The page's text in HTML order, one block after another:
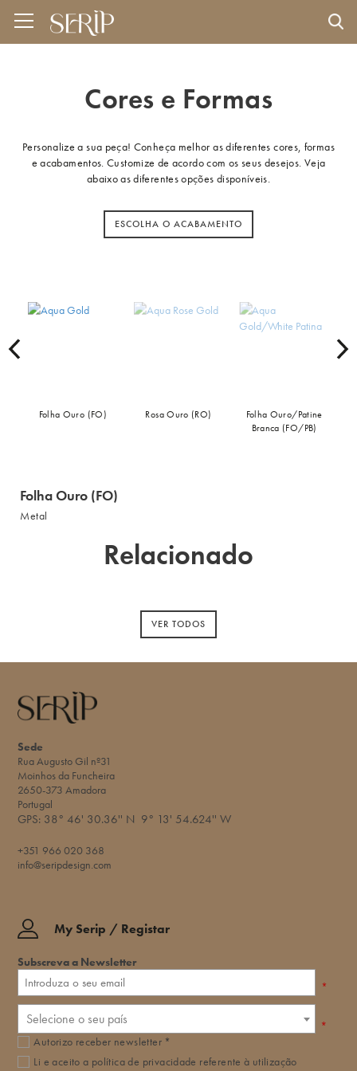
Cores e Formas
Personalize a sua peça! Conheça melhor as diferentes cores, formas
e acabamentos. Customize de acordo com os seus desejos. Veja
abaixo as diferentes opções disponíveis.
ESCOLHA O ACABAMENTO
Folha Ouro (FO) Rosa Ouro (RO)
Folha Ouro/Patine
Branca (FO/PB)
Folha Ouro (FO)
Metal
Relacionado
VER TODOS
Sede
Rua Augusto Gil nº31
Moinhos da Funcheira
2650-373 Amadora
Portugal
GPS: 38° 46' 30.36'' N 9° 13' 54.624'' W​
+351 966 020 368
info@seripdesign.com
My Serip / Registar
Subscreva a Newsletter
*
Selecione o seu país *
Autorizo receber newsletter *
Li e aceito a política de privacidade referente à utilização